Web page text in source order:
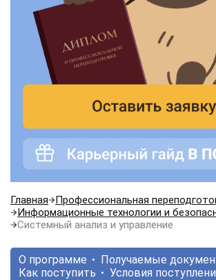
Главная
Профессиональная
Информационные технологии и
Системный анализ и управление
О программе
Получаемые
Как поступить
Условия